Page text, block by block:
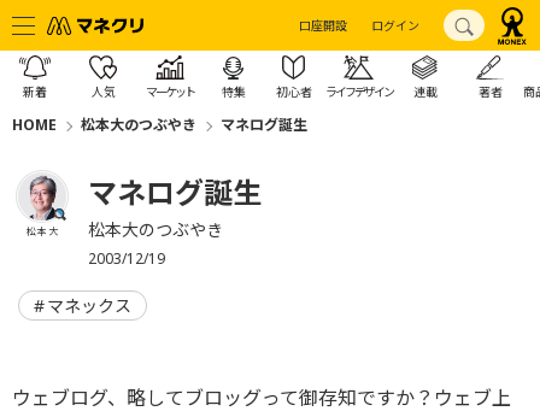
口座開設 ログイン
新着 人気 マーケット 特集 初心者 ライフデザイン 連載 著者 商
HOME 松本大のつぶやき マネログ誕生
松本 大
マネログ誕生
松本大のつぶやき
2003/12/19
マネックス
ウェブログ、略してブロッグって御存知ですか？ウェブ上